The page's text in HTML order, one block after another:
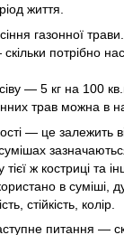
життя.
газонної
потрібно
— 5 кг на 100
трав можна в
— це залежить
сумішах
ж костриці та
в суміші,
стійкість, колір.
питання —